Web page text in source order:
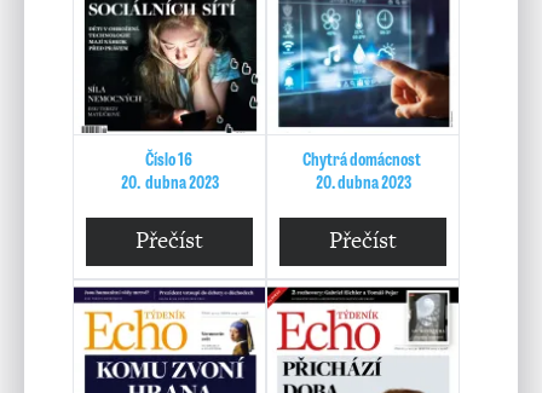
Číslo 16
20. dubna 2023
Přečíst
Chytrá domácnost
20. dubna 2023
Přečíst